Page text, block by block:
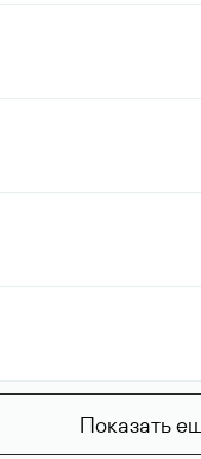
Показать